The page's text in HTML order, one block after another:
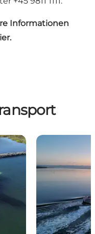
Informationen
Færgefart)Mellerup/